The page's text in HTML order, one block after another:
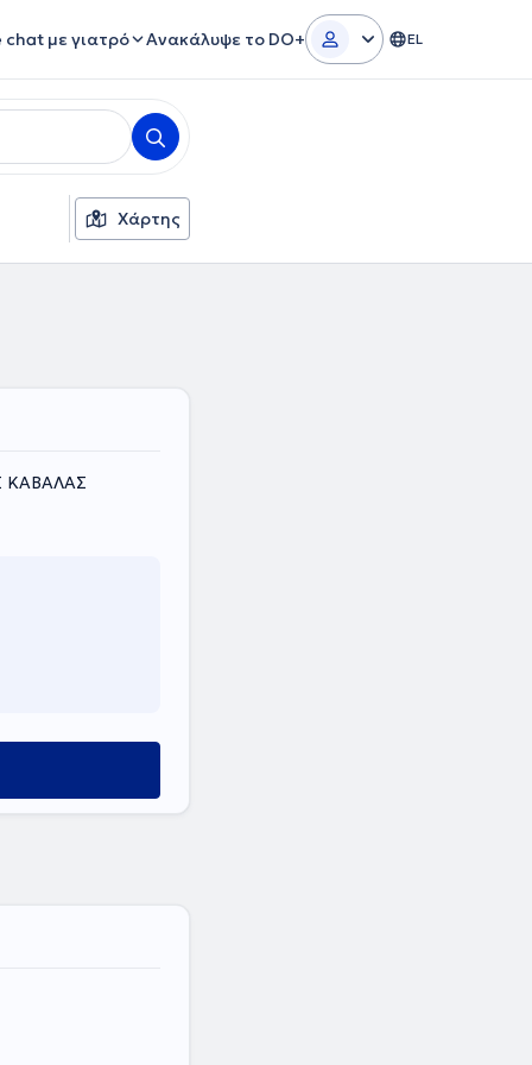
chat με γιατρό Ανακάλυψε το DO+ EL
Χάρτης
ΚΑΒΑΛΑΣ